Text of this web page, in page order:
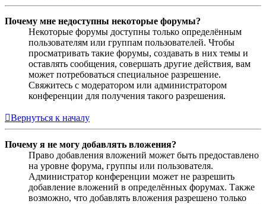
Почему мне недоступны некоторые форумы?
Некоторые форумы доступны только определённым
пользователям или группам пользователей. Чтобы
просматривать такие форумы, создавать в них темы и
оставлять сообщения, совершать другие действия, вам
может потребоваться специальное разрешение.
Свяжитесь с модератором или администратором
конференции для получения такого разрешения.
Вернуться к началу
Почему я не могу добавлять вложения?
Право добавления вложений может быть предоставлено
на уровне форума, группы или пользователя.
Администратор конференции может не разрешить
добавление вложений в определённых форумах. Также
возможно, что добавлять вложения разрешено только